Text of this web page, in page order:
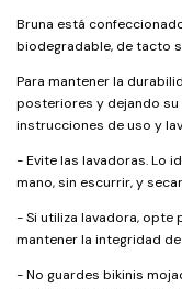
Bruna está
biodegradable, de tacto
Para mantener la
posteriores y dejando su
instrucciones de uso y
- Evite las lavadoras. Lo
mano, sin escurrir, y
- Si utiliza lavadora, opte
mantener la integridad
- No guardes bikinis